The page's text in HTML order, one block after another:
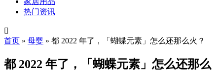
热门资讯

首页 » 母婴 » 都 2022 年了，「蝴蝶元素」怎么还那么火？
都 2022 年了，「蝴蝶元素」怎么还那么